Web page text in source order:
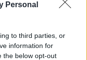
Personal
to third parties, or
information for
the below opt-out